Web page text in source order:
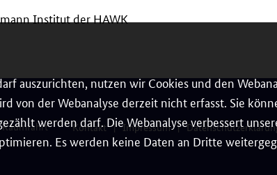
auszurichten, nutzen wir Cookies und den
von der Webanalyse derzeit nicht erfasst. Sie
werden darf. Die Webanalyse verbessert
Es werden keine Daten an Dritte
Institut der HAWK
Kontakt Impressum